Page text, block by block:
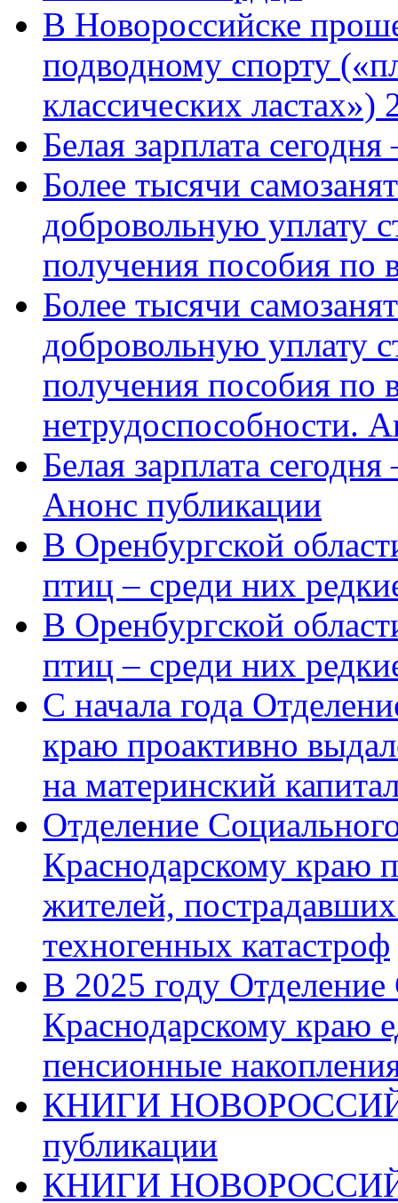
В Новороссийске
подводному спорту
классических ластах»)
Белая зарплата
Более тысячи
добровольную уплату
получения пособия по
Более тысячи
добровольную уплату
получения пособия по
нетрудоспособности.
Белая зарплата
Анонс публикации
В Оренбургской
птиц – среди них
В Оренбургской
птиц – среди них
С начала года
краю проактивно
на материнский
Отделение
Краснодарскому краю
жителей,
техногенных катастроф
В 2025 году
Краснодарскому краю
пенсионные
КНИГИ
публикации
КНИГИ